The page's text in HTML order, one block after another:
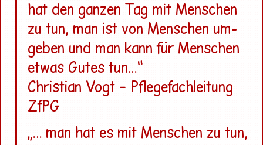
hat den gan­zen Tag mit Men­schen
zu tun, man ist von Men­schen um­
ge­ben und man kann für Men­schen
etwas Gutes tun…“
Chris­ti­an Vogt – Pfle­ge­fach­lei­tung
ZfPG
„… man hat es mit Men­schen zu tun,